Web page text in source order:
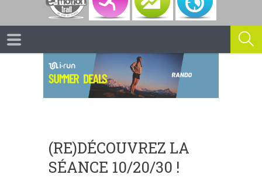
(RE)DÉCOUVREZ LA
SÉANCE 10/20/30 !